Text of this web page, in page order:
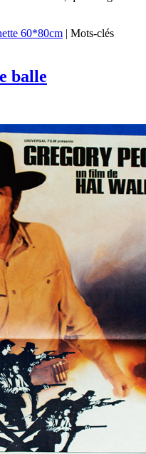
60*80cm | Mots-clés
balle